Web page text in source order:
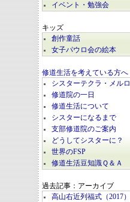
イベント・勉強会
キッズ
創作童話
女子パウロ会の絵本
修道生活を考えている方へ
シスターテクラ・メルロ
修道院の一日
修道生活について
シスターになるまで
支部修道院のご案内
どうしてシスターに？
世界のFSP
修道生活豆知識Ｑ＆Ａ
過去記事：アーカイブ
高山右近列福式（2017）